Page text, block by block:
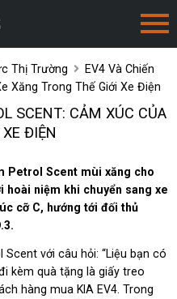
Thị Trường
EV4 Và Chiến
Xăng Trong Thế Giới Xe Điện
SCENT: CẢM XÚC CỦA
ĐIỆN
Petrol Scent mùi xăng cho
hoài niệm khi chuyển sang xe
cỡ C, hướng tới đối thủ
với câu hỏi: “Liệu bạn có
kèm quà tặng là giấy treo
hàng mua KIA EV4. Trong